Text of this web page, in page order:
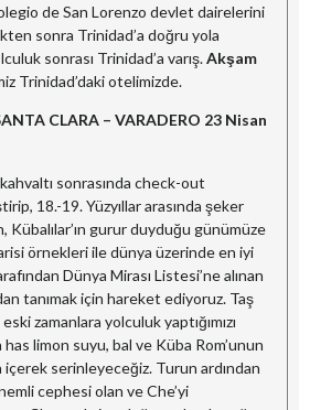
de San Lorenzo devlet dairelerini
sonra Trinidad’a doğru yola
sonrası Trinidad’a varış.Akşam
Trinidad’daki otelimizde.
CLARA – VARADERO 23 Nisan
sonrasında check-out
18.-19. Yüzyıllar arasında şeker
gurur duyduğu günümüze
örnekleri ile dünya üzerinde en iyi
Dünya Mirası Listesi’ne alınan
tanımak için hareket ediyoruz. Taş
zamanlara yolculuk yaptığımızı
limon suyu, bal ve Küba Rom’unun
içerek serinleyeceğiz. Turun ardından
cephesi olan ve Che’yi